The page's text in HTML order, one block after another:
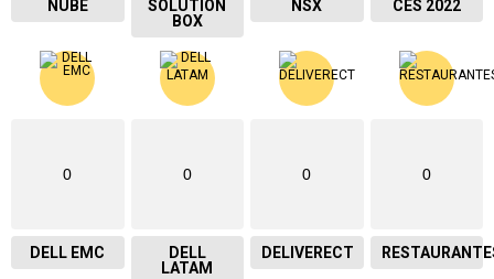
NUBE
SOLUTION
BOX
NSX CES 2022
0
DELL EMC
0
DELL
LATAM
0
DELIVERECT
0